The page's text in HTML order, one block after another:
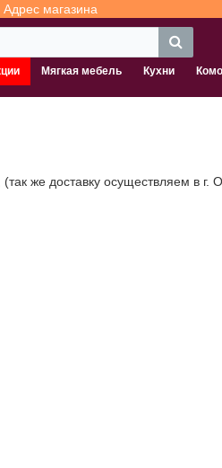
Адрес магазина
Мягкая мебель Кухни
(так же доставку осуществляем в г.